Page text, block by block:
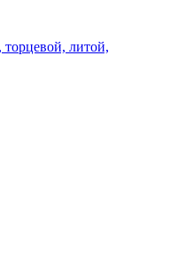
литой,